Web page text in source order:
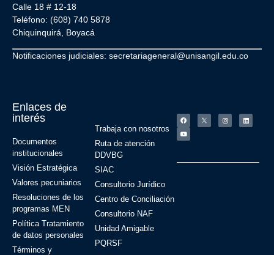
Calle 18 # 12-18
Teléfono: (608) 740 5878
Chiquinquirá, Boyacá
Notificaciones judiciales: secretariageneral@unisangil.edu.co
Enlaces de
interés
Documentos
institucionales
Visión Estratégica
Valores pecuniarios
Resoluciones de los
programas MEN
Política Tratamiento
de datos personales
Términos y
Trabaja con nosotros
Ruta de atención
DDVBG
SIAC
Consultorio Jurídico
Centro de Conciliación
Consultorio NAF
Unidad Amigable
PQRSF